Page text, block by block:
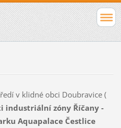
v klidné obci Doubravice (
industriální zóny Říčany -
Aquapalace Čestlice